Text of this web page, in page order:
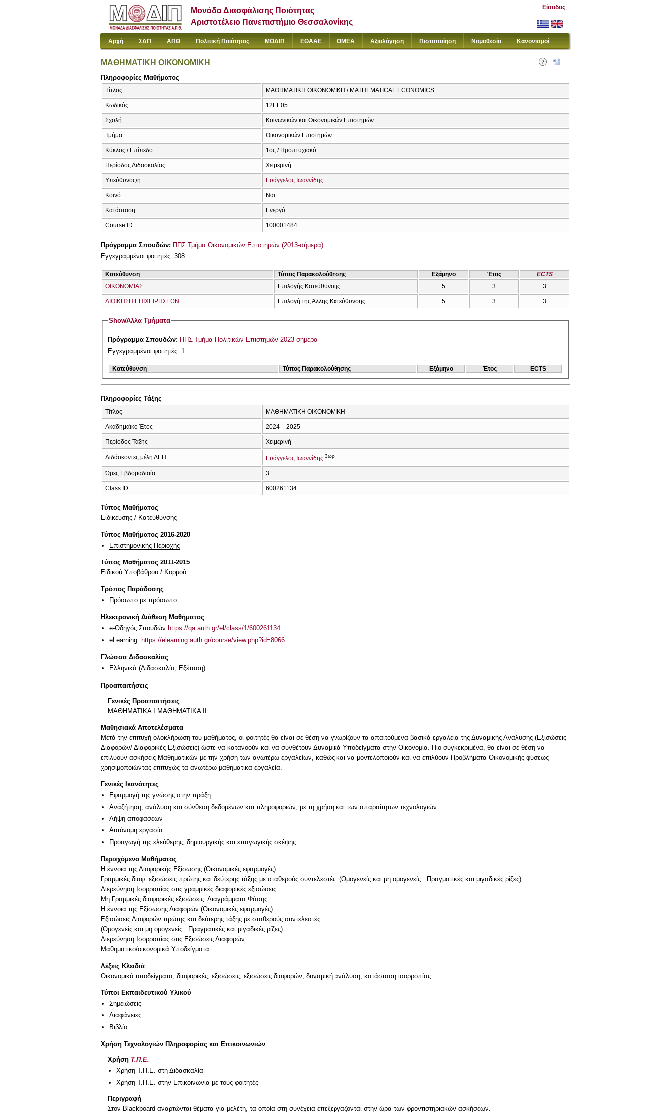
Μονάδα Διασφάλισης Ποιότητας
Αριστοτέλειο Πανεπιστήμιο Θεσσαλονίκης
Είσοδος
Αρχή ΣΔΠ ΑΠΘ Πολιτική Ποιότητας ΜΟΔΙΠ ΕΘΑΑΕ ΟΜΕΑ Αξιολόγηση Πιστοποίηση Νομοθεσία Κανονισμοί
ΜΑΘΗΜΑΤΙΚΗ ΟΙΚΟΝΟΜΙΚΗ
Πληροφορίες Μαθήματος
Τίτλος ΜΑΘΗΜΑΤΙΚΗ ΟΙΚΟΝΟΜΙΚΗ / MATHEMATICAL ECONOMICS
Κωδικός 12ΕΕ05
Σχολή Κοινωνικών και Οικονομικών Επιστημών
Τμήμα Οικονομικών Επιστημών
Κύκλος / Επίπεδο 1ος / Προπτυχιακό
Περίοδος Διδασκαλίας Χειμερινή
Υπεύθυνος/η Ευάγγελος Ιωαννίδης
Κοινό Ναι
Κατάσταση Ενεργό
Course ID 100001484
Πρόγραμμα Σπουδών: ΠΠΣ Τμήμα Οικονομικών Επιστημών (2013-σήμερα)
Εγγεγραμμένοι φοιτητές: 308
Κατεύθυνση Τύπος Παρακολούθησης Εξάμηνο Έτος
ECTS
ΟΙΚΟΝΟΜΙΑΣ
Επιλογής Κατεύθυνσης 5 3 3
ΔΙΟΙΚΗΣΗ ΕΠΙΧΕΙΡΗΣΕΩΝ Επιλογή της Άλλης Κατεύθυνσης 5 3 3
ShowΆλλα Τμήματα
Πρόγραμμα Σπουδών: ΠΠΣ Τμήμα Πολιτικών Επιστημών 2023-σήμερα
Εγγεγραμμένοι φοιτητές: 1
Κατεύθυνση Τύπος Παρακολούθησης Εξάμηνο Έτος ECTS
Πληροφορίες Τάξης
Τίτλος ΜΑΘΗΜΑΤΙΚΗ ΟΙΚΟΝΟΜΙΚΗ
Ακαδημαϊκό Έτος 2024 – 2025
Περίοδος Τάξης Χειμερινή
Διδάσκοντες μέλη ΔΕΠ Ευάγγελος Ιωαννίδης 3ωρ
Ώρες Εβδομαδιαία 3
Class ID 600261134
Τύπος Μαθήματος
Eιδίκευσης / Kατεύθυνσης
Τύπος Μαθήματος 2016-2020
Επιστημονικής Περιοχής
Τύπος Μαθήματος 2011-2015
Ειδικού Υποβάθρου / Κορμού
Τρόπος Παράδοσης
Πρόσωπο με πρόσωπο
Ηλεκτρονική Διάθεση Μαθήματος
e-Οδηγός Σπουδών https://qa.auth.gr/el/class/1/600261134
eLearning: https://elearning.auth.gr/course/view.php?id=8066
Γλώσσα Διδασκαλίας
Ελληνικά (Διδασκαλία, Εξέταση)
Προαπαιτήσεις
Γενικές Προαπαιτήσεις
ΜΑΘΗΜΑΤΙΚΑ I ΜΑΘΗΜΑΤΙΚΑ IΙ
Μαθησιακά Αποτελέσματα
Μετά την επιτυχή ολοκλήρωση του μαθήματος, οι φοιτητές θα είναι σε θέση να γνωρίζουν τα απαιτούμενα βασικά εργαλεία της Δυναμικής Ανάλυσης (Εξισώσεις
Διαφορών/ Διαφορικές Εξισώσεις) ώστε να κατανοούν και να συνθέτουν Δυναμικά Υποδείγματα στην Οικονομία. Πιο συγκεκριμένα, θα είναι σε θέση να
επιλύουν ασκήσεις Μαθηματικών με την χρήση των ανωτέρω εργαλείων, καθώς και να μοντελοποιούν και να επιλύουν Προβλήματα Οικονομικής φύσεως
χρησιμοποιώντας επιτυχώς τα ανωτέρω μαθηματικά εργαλεία.
Γενικές Ικανότητες
Εφαρμογή της γνώσης στην πράξη
Αναζήτηση, ανάλυση και σύνθεση δεδομένων και πληροφοριών, με τη χρήση και των απαραίτητων τεχνολογιών
Λήψη αποφάσεων
Αυτόνομη εργασία
Προαγωγή της ελεύθερης, δημιουργικής και επαγωγικής σκέψης
Περιεχόμενο Μαθήματος
Η έννοια της Διαφορικής Εξίσωσης (Οικονομικές εφαρμογές).
Γραμμικές διαφ. εξισώσεις πρώτης και δεύτερης τάξης με σταθερούς συντελεστές. (Ομογενείς και μη ομογενείς . Πραγματικές και μιγαδικές ρίζες).
Διερεύνηση Ισορροπίας στις γραμμικές διαφορικές εξισώσεις.
Μη Γραμμικές διαφορικές εξισώσεις. Διαγράμματα Φάσης.
Η έννοια της Εξίσωσης Διαφορών (Οικονομικές εφαρμογές).
Εξισώσεις Διαφορών πρώτης και δεύτερης τάξης με σταθερούς συντελεστές
(Ομογενείς και μη ομογενείς . Πραγματικές και μιγαδικές ρίζες).
Διερεύνηση Ισορροπίας στις Εξισώσεις Διαφορών.
Λέξεις Κλειδιά
Οικονομικά υποδείγματα, διαφορικές, εξισώσεις, εξισώσεις διαφορών, δυναμική ανάλυση, κατάσταση ισορροπίας.
Τύποι Εκπαιδευτικού Υλικού
Σημειώσεις
Διαφάνειες
Βιβλίο
Χρήση Τεχνολογιών Πληροφορίας και Επικοινωνιών
Χρήση Τ.Π.Ε.
Χρήση Τ.Π.Ε. στη Διδασκαλία
Χρήση Τ.Π.Ε. στην Επικοινωνία με τους φοιτητές
Περιγραφή
Στον Blackboard αναρτώνται θέματα για μελέτη, τα οποία στη συνέχεια επεξεργάζονται στην ώρα των φροντιστηριακών ασκήσεων.